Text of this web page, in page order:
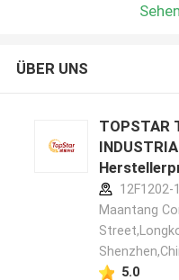
ÜBER UNS
TOPSTAR
12F1202-
Maantang
5.0